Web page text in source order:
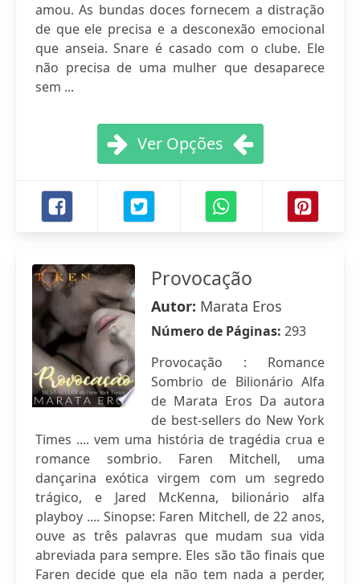
amou. As bundas doces fornecem a distração
de que ele precisa e a desconexão emocional
que anseia. Snare é casado com o clube. Ele
não precisa de uma mulher que desaparece
sem ...
Ver Opções
Provocação
Autor: Marata Eros
Número de Páginas: 293
Provocação : Romance
Sombrio de Bilionário Alfa
de Marata Eros Da autora
de best-sellers do New York
Times .... vem uma história de tragédia crua e
romance sombrio. Faren Mitchell, uma
dançarina exótica virgem com um segredo
trágico, e Jared McKenna, bilionário alfa
playboy .... Sinopse: Faren Mitchell, de 22 anos,
ouve as três palavras que mudam sua vida
abreviada para sempre. Eles são tão finais que
Faren decide que ela não tem nada a perder,